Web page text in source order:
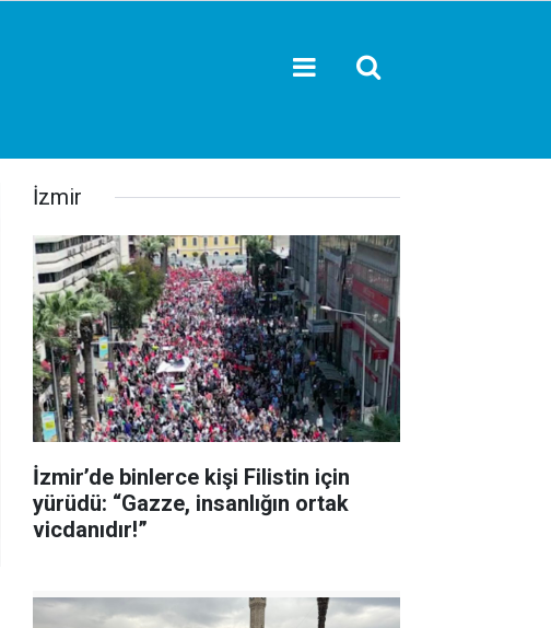
İzmir
İzmir’de binlerce kişi Filistin için
yürüdü: “Gazze, insanlığın ortak
vicdanıdır!”